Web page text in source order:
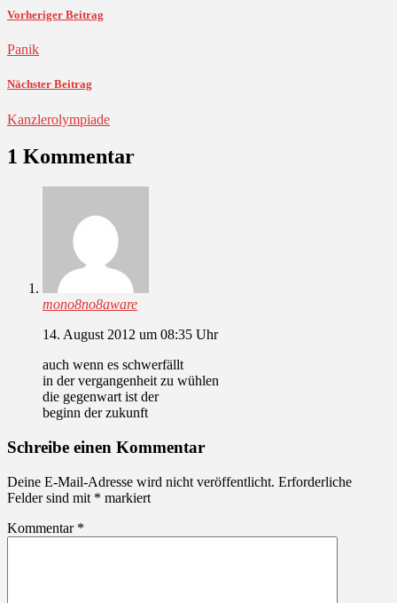
Vorheriger Beitrag
Panik
Nächster Beitrag
Kanzlerolympiade
1 Kommentar
mono8no8aware
14. August 2012 um 08:35 Uhr
auch wenn es schwerfällt
in der vergangenheit zu wühlen
die gegenwart ist der
beginn der zukunft
Schreibe einen Kommentar
Deine E-Mail-Adresse wird nicht veröffentlicht. Erforderliche
Felder sind mit * markiert
Kommentar *